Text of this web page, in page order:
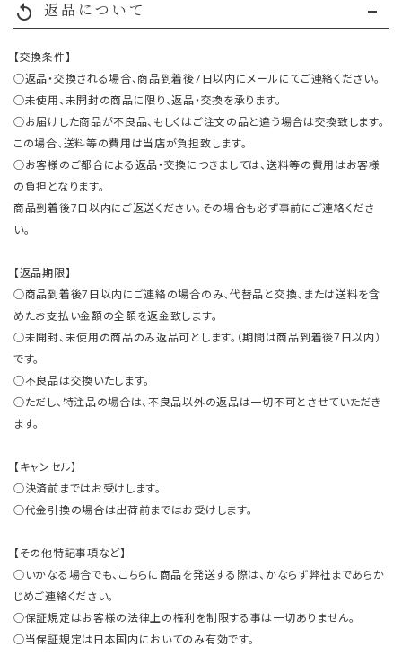
replay 返品について
【交換条件】
○返品・交換される場合、商品到着後7日以内にメールにてご連絡ください。
○未使用、未開封の商品に限り、返品・交換を承ります。
○お届けした商品が不良品、もしくはご注文の品と違う場合は交換致します。
この場合、送料等の費用は当店が負担致します。
○お客様のご都合による返品・交換につきましては、送料等の費用はお客様
の負担となります。
商品到着後7日以内にご返送ください。その場合も必ず事前にご連絡くださ
い。
【返品期限】
○商品到着後7日以内にご連絡の場合のみ、代替品と交換、または送料を含
めたお支払い金額の全額を返金致します。
○未開封、未使用の商品のみ返品可とします。（期間は商品到着後7日以内）
です。
○不良品は交換いたします。
○ただし、特注品の場合は、不良品以外の返品は一切不可とさせていただき
ます。
【キャンセル】
○決済前まではお受けします。
○代金引換の場合は出荷前まではお受けします。
【その他特記事項など】
○いかなる場合でも、こちらに商品を発送する際は、かならず弊社まであらか
じめご連絡ください。
○保証規定はお客様の法律上の権利を制限する事は一切ありません。
○当保証規定は日本国内においてのみ有効です。